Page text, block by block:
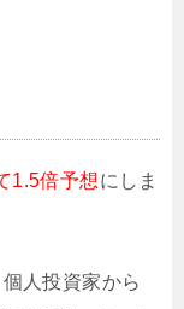
1.5倍予想にしま
人投資家から